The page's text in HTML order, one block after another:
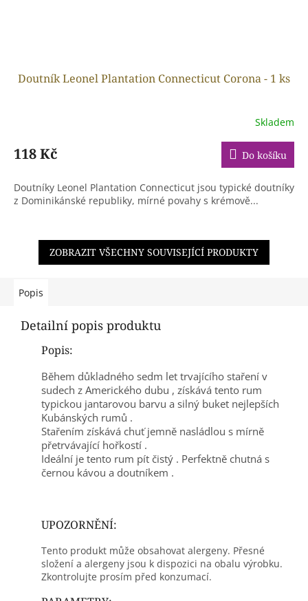
Doutník Leonel Plantation Connecticut Corona - 1 ks
Skladem
118 Kč Do košíku
Doutníky Leonel Plantation Connecticut jsou typické doutníky
z Dominikánské republiky, mírné povahy s krémově...
ZOBRAZIT VŠECHNY SOUVISEJÍCÍ PRODUKTY
Popis
Detailní popis produktu
Popis:
Během důkladného sedm let trvajícího staření v
sudech z Amerického dubu , získává tento rum
typickou jantarovou barvu a silný buket nejlepších
Kubánských rumů .
Stařením získává chuť jemně nasládlou s mírně
přetrvávající hořkostí .
Ideální je tento rum pít čistý . Perfektně chutná s
černou kávou a doutníkem .
UPOZORNĚNÍ:
Tento produkt může obsahovat alergeny. Přesné
složení a alergeny jsou k dispozici na obalu výrobku.
Zkontrolujte prosím před konzumací.